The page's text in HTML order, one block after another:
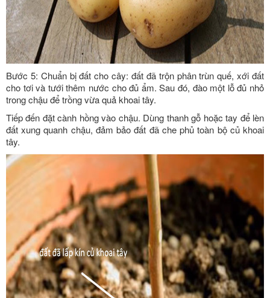
Bước 5: Chuẩn bị đất cho cây: đất đã trộn phân trùn quế, xới đất
cho tơi và tưới thêm nước cho đủ ẩm. Sau đó, đào một lỗ đủ nhỏ
trong chậu để trồng vừa quả khoai tây.
Tiếp đến đặt cành hồng vào chậu. Dùng thanh gỗ hoặc tay để lèn
đất xung quanh chậu, đảm bảo đất đã che phủ toàn bộ củ khoai
tây.